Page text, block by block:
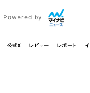
Powered by
公式X レビュー レポート